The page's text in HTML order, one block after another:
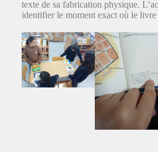
texte de sa fabrication physique.
identifier le moment exact où le livre